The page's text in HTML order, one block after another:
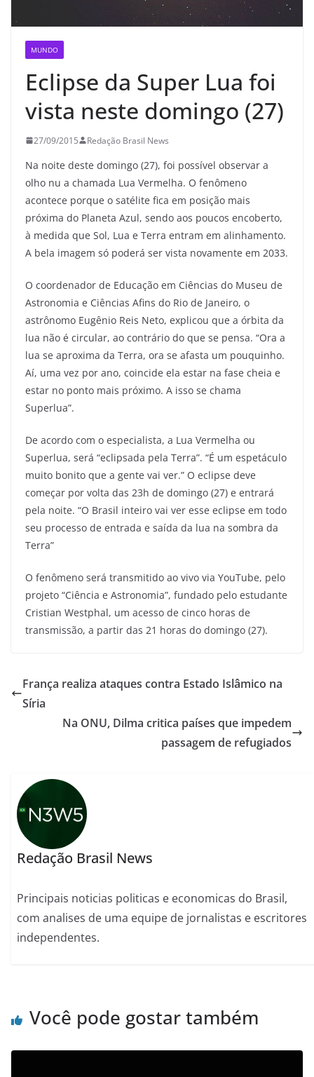
MUNDO
Eclipse da Super Lua foi
vista neste domingo (27)
27/09/2015 Redação Brasil News
Na noite deste domingo (27), foi possível observar a
olho nu a chamada Lua Vermelha. O fenômeno
acontece porque o satélite fica em posição mais
próxima do Planeta Azul, sendo aos poucos encoberto,
à medida que Sol, Lua e Terra entram em alinhamento.
A bela imagem só poderá ser vista novamente em 2033.
O coordenador de Educação em Ciências do Museu de
Astronomia e Ciências Afins do Rio de Janeiro, o
astrônomo Eugênio Reis Neto, explicou que a órbita da
lua não é circular, ao contrário do que se pensa. “Ora a
lua se aproxima da Terra, ora se afasta um pouquinho.
Aí, uma vez por ano, coincide ela estar na fase cheia e
estar no ponto mais próximo. A isso se chama
Superlua”.
De acordo com o especialista, a Lua Vermelha ou
Superlua, será “eclipsada pela Terra”. “É um espetáculo
muito bonito que a gente vai ver.” O eclipse deve
começar por volta das 23h de domingo (27) e entrará
pela noite. “O Brasil inteiro vai ver esse eclipse em todo
seu processo de entrada e saída da lua na sombra da
Terra”
O fenômeno será transmitido ao vivo via YouTube, pelo
projeto “Ciência e Astronomia”, fundado pelo estudante
Cristian Westphal, um acesso de cinco horas de
transmissão, a partir das 21 horas do domingo (27).
França realiza ataques contra Estado Islâmico na
Síria
Na ONU, Dilma critica países que impedem
passagem de refugiados
Redação Brasil News
Principais noticias politicas e economicas do Brasil,
com analises de uma equipe de jornalistas e escritores
independentes.
Você pode gostar também